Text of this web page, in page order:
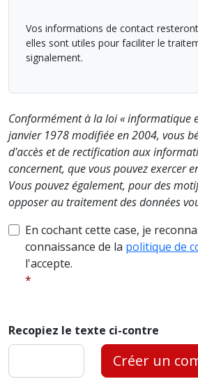
Vos informations de contact
elles sont utiles pour faciliter le
signalement.
Conformément à la loi « informatique
janvier 1978 modifiée en 2004, vous
d'accès et de rectification aux
concernent, que vous pouvez exercer
Vous pouvez également, pour des
opposer au traitement des données
En cochant cette case, je
connaissance de la politique de
l'accepte.
Recopiez le texte ci-contre
Créer un